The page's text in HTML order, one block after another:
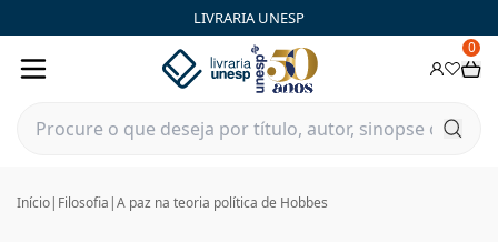
LIVRARIA UNESP
0
Início| Filosofia |A paz na teoria política de Hobbes